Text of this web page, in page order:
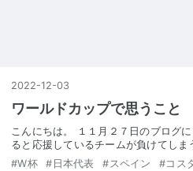
2022-12-03
ワールドカップで思うこと
こんにちは。 １１月２７日のブログ
ると応援しているチームが負けてし
#W杯 # 日本代表 # スペイン #コス